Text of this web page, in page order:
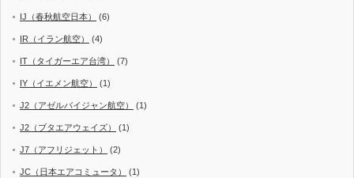
IJ（春秋航空日本） (6)
IR（イラン航空） (4)
IT（タイガーエア台湾） (7)
IY（イエメン航空） (1)
J2（アゼルバイジャン航空） (1)
J2（ブタエアウェイズ） (1)
J7（アフリジェット） (2)
JC（日本エアコミュータ） (1)